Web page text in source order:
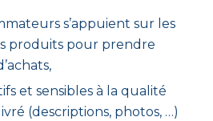
s’appuient sur les
produits pour prendre
et sensibles à la qualité
(descriptions, photos, …)